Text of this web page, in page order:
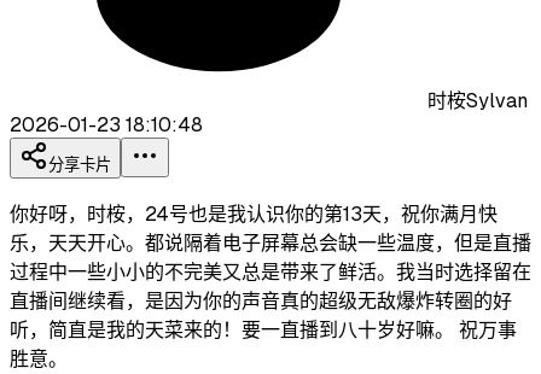
时桉Sylvan
2026-01-23 18:10:48
分享卡片
你好呀，时桉，24号也是我认识你的第13天，祝你满月快
乐，天天开心。都说隔着电子屏幕总会缺一些温度，但是直播
过程中一些小小的不完美又总是带来了鲜活。我当时选择留在
直播间继续看，是因为你的声音真的超级无敌爆炸转圈的好
听，简直是我的天菜来的！要一直播到八十岁好嘛。 祝万事
胜意。